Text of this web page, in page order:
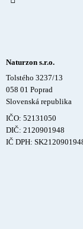
Naturzon s.r.o.
Tolstého 3237/13
058 01 Poprad
Slovenská republika
IČO: 52131050
DIČ: 2120901948
IČ DPH: